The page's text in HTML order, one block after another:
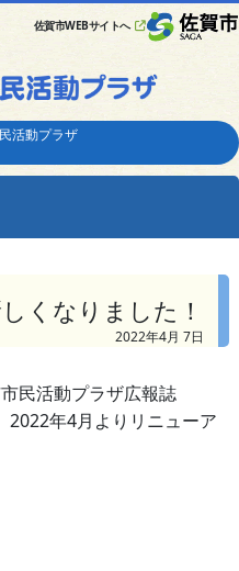
佐賀市WEBサイトへ
活動プラザ
くなりました！
2022年4月 7日
民活動プラザ広報誌
2022年4月よりリニューア